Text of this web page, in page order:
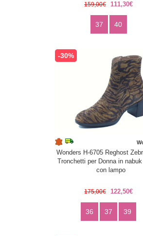
159,00€ 111,30€
37 40
-30%
Wonders H-6705 Reghost
Tronchetti per Donna in
con lampo
175,00€ 122,50€
36 37 39